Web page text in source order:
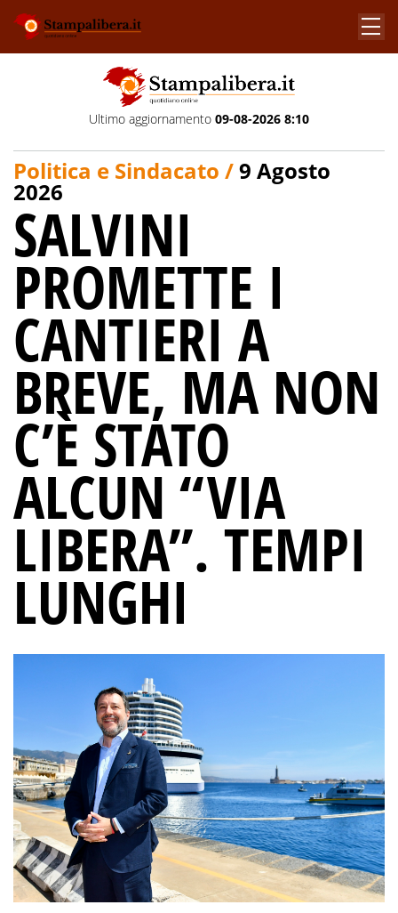
Ultimo aggiornamento 09-08-2026 8:10
Politica e Sindacato /9 Agosto
2026
SALVINI
PROMETTE I
CANTIERI A
BREVE, MA NON
C’È STATO
ALCUN “VIA
LIBERA”. TEMPI
LUNGHI